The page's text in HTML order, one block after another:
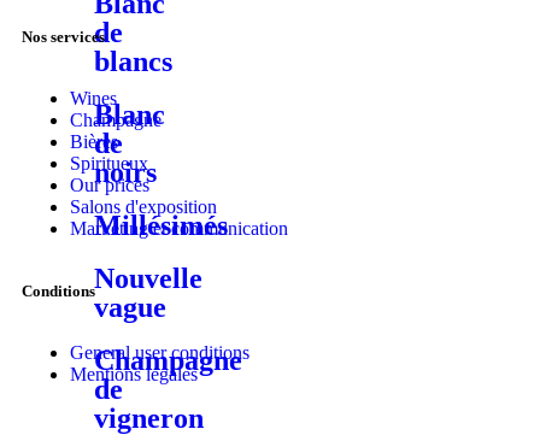
de
blancs
Blanc
de
noirs
Millésimés
Nouvelle
vague
Champagne
de
vigneron
Nos services
Wines
Champagne
Bières
Spiritueux
Our prices
Salons d'exposition
Marketing et communication
Conditions
General user conditions
Mentions légales